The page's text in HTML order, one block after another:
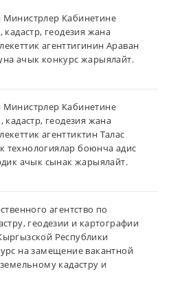
Кабинетине
геодезия жана
агенттигинин Араван
ачык конкурс жарыялайт.
Кабинетине
геодезия жана
агенттиктин Талас
боюнча адис
ачык сынак жарыялайт.
агентство по
геодезии и картографии
Республики
на замещение вакантной
кадастру и